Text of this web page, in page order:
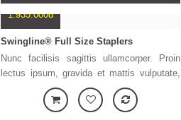
1.935.000đ
Swingline® Full Size Staplers
Nunc facilisis sagittis ullamcorper. Proin
lectus ipsum, gravida et mattis vulputate,
tristique ut lectus. Sed et lorem nunc.
Vestibulum ante ipsum primis in faucibus